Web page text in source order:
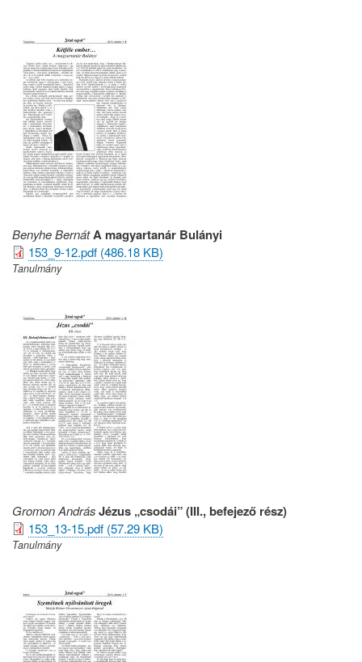
Benyhe BernátA magyartanár Bulányi
153_9-12.pdf (486.18 KB)
Tanulmány
Gromon AndrásJézus „csodái” (III., befejező rész)
153_13-15.pdf (57.29 KB)
Tanulmány